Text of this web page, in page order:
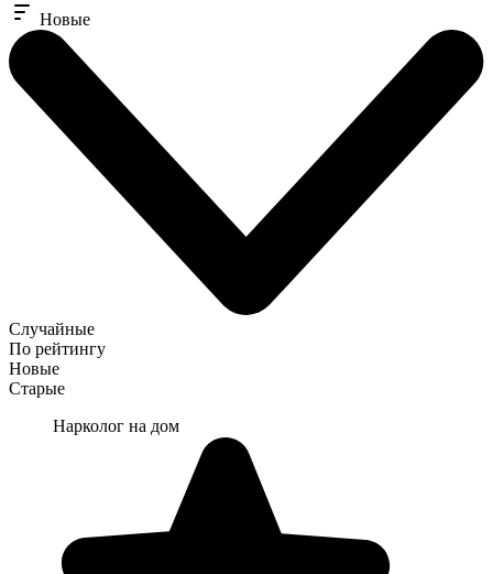
Новые
Случайные
По рейтингу
Новые
Старые
Нарколог на дом